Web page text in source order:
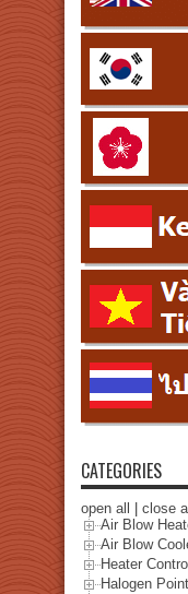
CATEGORIES
open all
close all
Air Blow
Air Blow
Heater
Halogen